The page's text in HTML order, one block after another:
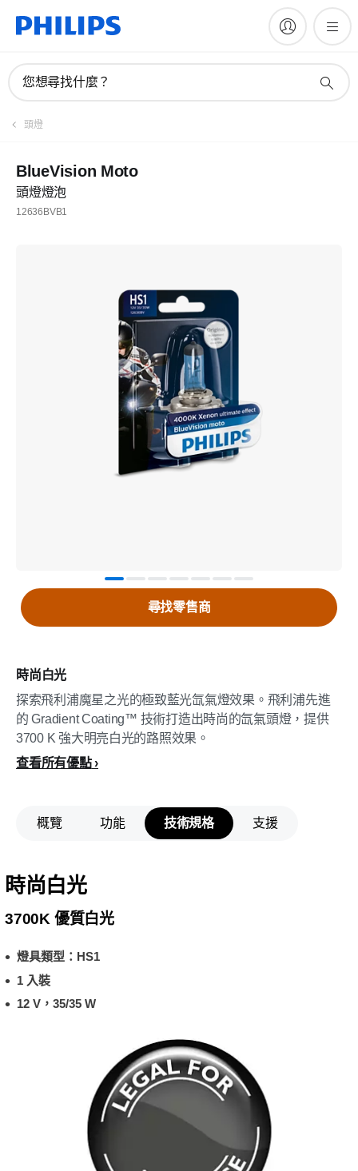
您想尋找什麼？
頭燈
BlueVision Moto
頭燈燈泡
12636BVB1
時尚白光
探索飛利浦魔星之光的極致藍光氙氣燈效果。飛利浦先進
的 Gradient Coating™ 技術打造出時尚的氙氣頭燈，提供
3700 K 強大明亮白光的路照效果。
查看所有優點
尋找零售商
概覽 功能 技術規格 支援
時尚白光
3700K 優質白光
燈具類型：HS1
1 入裝
12 V，35/35 W